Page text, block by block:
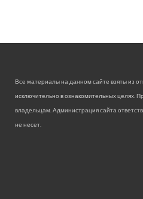
Все материалы на данном сайте взяты из
исключительно в ознакомительных целях.
владельцам. Администрация сайта
не несет.